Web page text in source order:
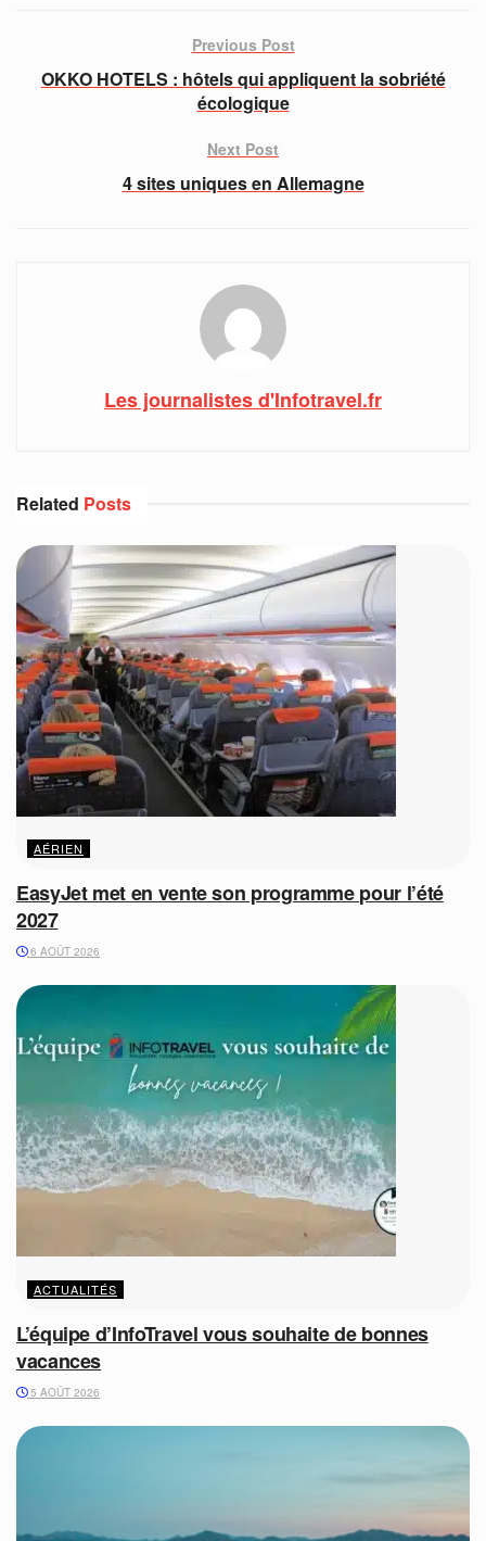
Previous Post
OKKO HOTELS : hôtels qui appliquent la sobriété
écologique
Next Post
4 sites uniques en Allemagne
Les journalistes d'Infotravel.fr
Related Posts
AÉRIEN
EasyJet met en vente son programme pour l’été
2027
6 AOÛT 2026
ACTUALITÉS
L’équipe d’InfoTravel vous souhaite de bonnes
vacances
5 AOÛT 2026